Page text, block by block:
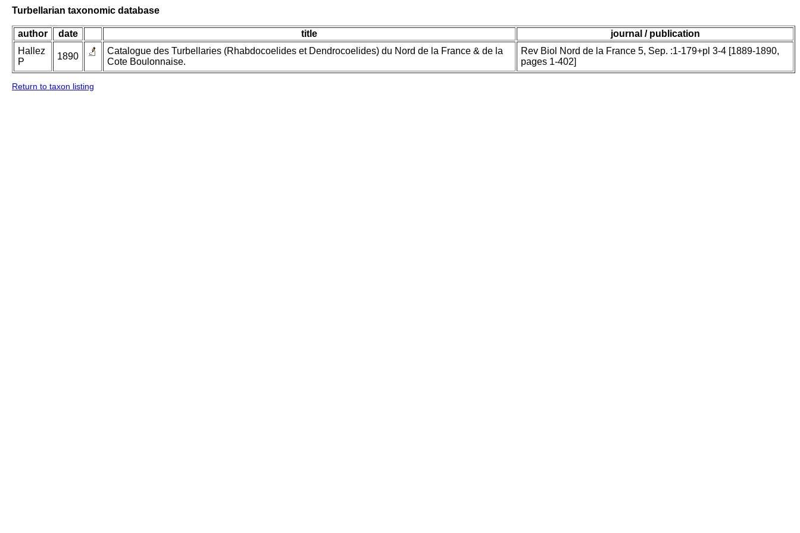
Turbellarian taxonomic database
author date title
journal / publication
Hallez
P
1890
Catalogue des Turbellaries (Rhabdocoelides et Dendrocoelides) du Nord de la France & de la
Cote Boulonnaise.
Rev Biol Nord de la France 5, Sep. :1-179+pl 3-4 [1889-1890,
pages 1-402]
Return to taxon listing